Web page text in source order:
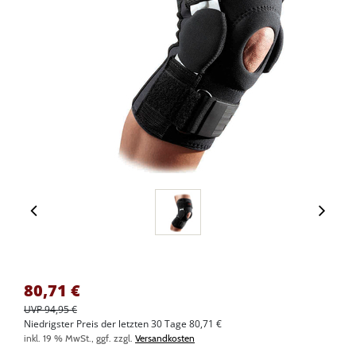
80,71 €
UVP 94,95 €
Niedrigster Preis der letzten 30 Tage 80,71 €
inkl. 19 % MwSt., ggf. zzgl. Versandkosten